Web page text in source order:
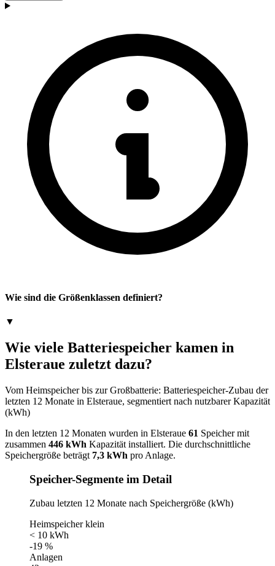
Wie sind die Größenklassen definiert?
▼
Wie viele Batteriespeicher kamen in
Elsteraue zuletzt dazu?
Vom Heimspeicher bis zur Großbatterie: Batteriespeicher-Zubau der
letzten 12 Monate in Elsteraue, segmentiert nach nutzbarer Kapazität
(kWh)
In den letzten 12 Monaten wurden in Elsteraue 61 Speicher mit
zusammen 446 kWh Kapazität installiert. Die durchschnittliche
Speichergröße beträgt 7,3 kWh pro Anlage.
Speicher-Segmente im Detail
Zubau letzten 12 Monate nach Speichergröße (kWh)
Heimspeicher klein
< 10 kWh
-19 %
Anlagen